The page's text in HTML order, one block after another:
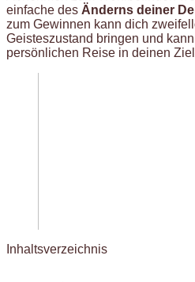
einfache des Änderns deiner
zum Gewinnen kann dich
Geisteszustand bringen und
persönlichen Reise in deinen
Inhaltsverzeichnis